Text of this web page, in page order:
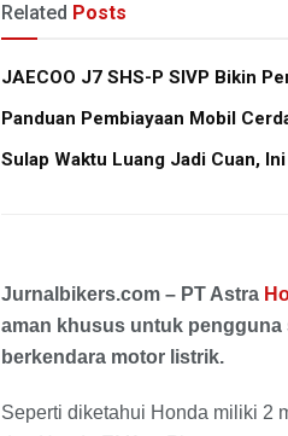
Related Posts
JAECOO J7 SHS-P SIVP Bikin
Panduan Pembiayaan Mobil
Sulap Waktu Luang Jadi Cuan,
Jurnalbikers.com – PT Astra
aman khusus untuk
berkendara motor listrik.
Seperti diketahui Honda miliki 2